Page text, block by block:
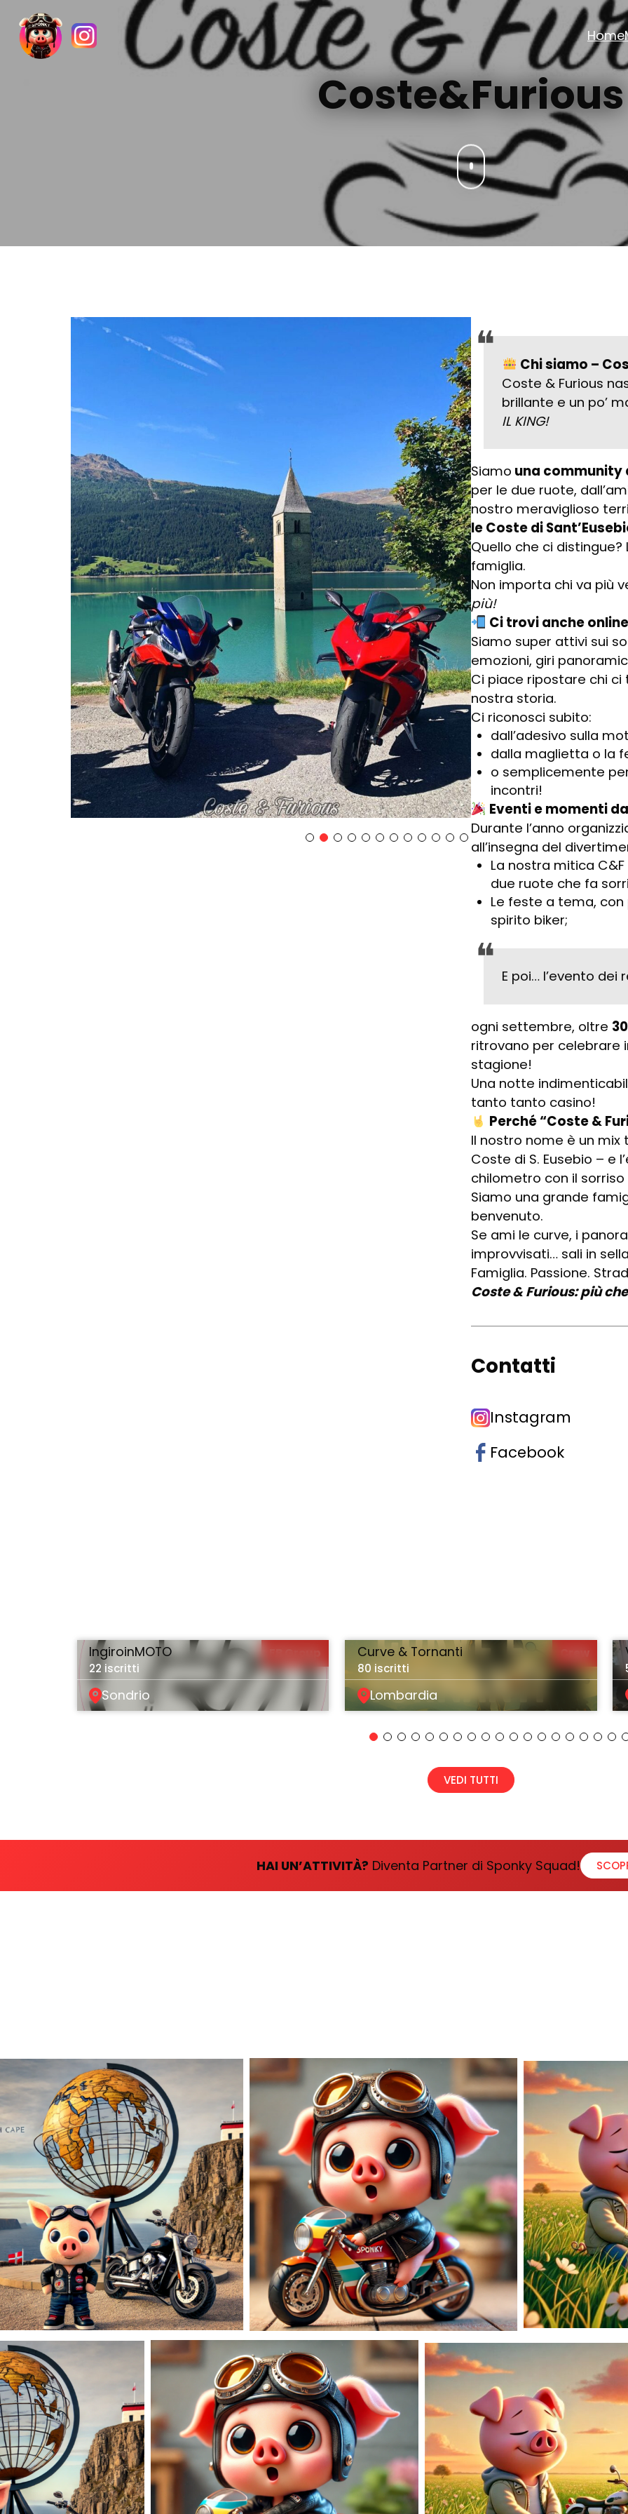
Home
Coste&Furious
Chi siamo –
Coste & Furious
brillante e un po’
IL KING!
Siamo una
per le due ruote,
nostro meraviglioso
le Coste di
Quello che ci distingue?
famiglia.
Non importa chi va più
più!
Ci trovi anche
Siamo super attivi sui
emozioni, giri
Ci piace ripostare chi
nostra storia.
Ci riconosci subito:
dall’adesivo sulla
dalla maglietta o la
o semplicemente
incontri!
Eventi e momenti
Durante l’anno
all’insegna del
La nostra mitica
due ruote che fa
Le feste a tema,
spirito biker;
E poi… l’evento dei
ogni settembre, oltre
ritrovano per celebrare
stagione!
Una notte
tanto tanto casino!
Perché “Coste &
Il nostro nome è un
Coste di S. Eusebio – e
chilometro con il
Siamo una grande
benvenuto.
Se ami le curve, i
improvvisati… sali in
Famiglia. Passione.
Coste & Furious: più
Contatti
Instagram
Facebook
FB Group
IngiroinMOTO
22 iscritti
Sondrio
Crew
Curve & Tornanti
80 iscritti
Lombardia
VEDI TUTTI
HAI UN’ATTIVITÀ? Diventa Partner di Sponky Squad!